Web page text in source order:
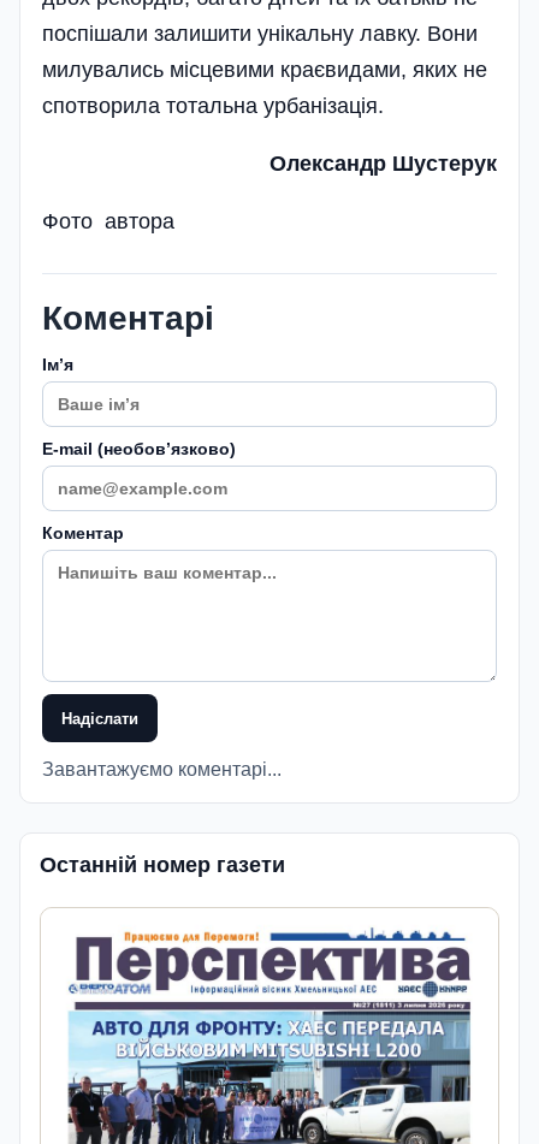
поспішали залишити унікальну лавку. Вони
милувались місцевими краєвидами, яких не
спотворила тотальна урбанізація.
Олександр Шустерук
Фото автора
Коментарі
Імʼя
E-mail (необовʼязково)
Коментар
Надіслати
Завантажуємо коментарі...
Останній номер газети